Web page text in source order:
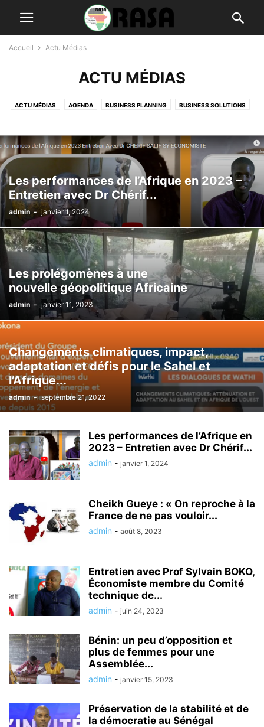
Accueil Actu Médias
ACTU MÉDIAS
ACTU MÉDIAS AGENDA BUSINESS PLANNING BUSINESS SOLUTIONS
ECONOMIE ET DÉVELOPPEMENT FASHION INVESTMENT L'INITIATIVE
LIFESTYLE PALABRES PHOTOGRAPHY
RASA TV SPORT
Les performances de l’Afrique en 2023 –
Entretien avec Dr Chérif...
admin - janvier 1, 2024
Les prolégomènes à une
nouvelle géopolitique Africaine
admin - janvier 11, 2023
Changements climatiques, impact,
adaptation et défis pour le Sahel et
l’Afrique...
admin - septembre 21, 2022
Les performances de l’Afrique en
2023 – Entretien avec Dr Chérif...
admin - janvier 1, 2024
Cheikh Gueye : « On reproche à la
France de ne pas vouloir...
admin - août 8, 2023
Entretien avec Prof Sylvain BOKO,
Économiste membre du Comité
technique de...
admin - juin 24, 2023
Bénin: un peu d’opposition et
plus de femmes pour une
Assemblée...
admin - janvier 15, 2023
Préservation de la stabilité et de
la démocratie au Sénégal